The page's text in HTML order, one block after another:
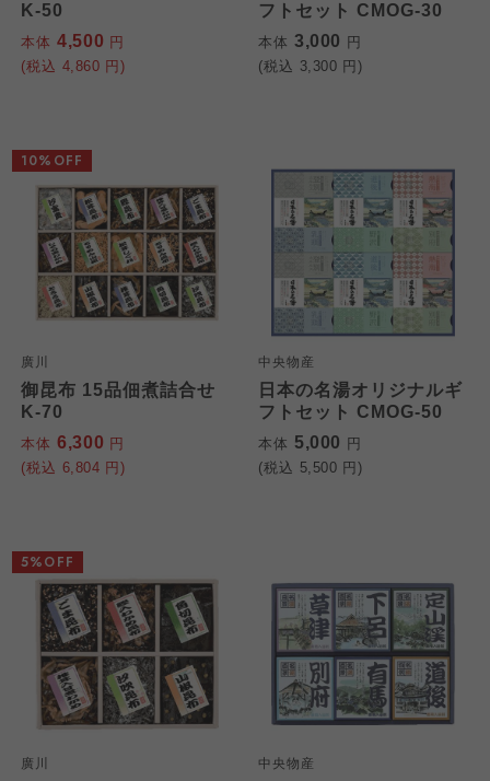
K-50
本体 4,500 円
(税込 4,860 円)
フトセット CMOG-30
本体 3,000 円
(税込 3,300 円)
廣川
御昆布 15品佃煮詰合せ
K-70
本体 6,300 円
(税込 6,804 円)
10%OFF
中央物産
日本の名湯オリジナルギ
フトセット CMOG-50
本体 5,000 円
(税込 5,500 円)
廣川
5%OFF
中央物産